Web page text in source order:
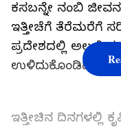
ಕಸಬನ್ನೇ ನಂಬಿ ಜೀವನ
ಇತ್ತೀಚೆಗೆ ತೆರೆಮರೆಗೆ
ಪ್ರದೇಶದಲ್ಲಿ
ಉಳಿದುಕೊಂಡಿದ್ದಾರೆ,
ಇತ್ತೀಚಿನ ದಿನಗಳಲ್ಲಿ